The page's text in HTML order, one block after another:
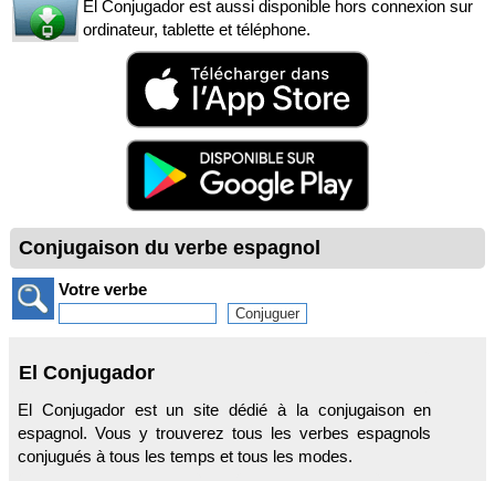
El Conjugador est aussi disponible hors connexion sur
ordinateur, tablette et téléphone.
Conjugaison du verbe espagnol
Votre verbe
El Conjugador
El Conjugador est un site dédié à la conjugaison en
espagnol. Vous y trouverez tous les verbes espagnols
conjugués à tous les temps et tous les modes.